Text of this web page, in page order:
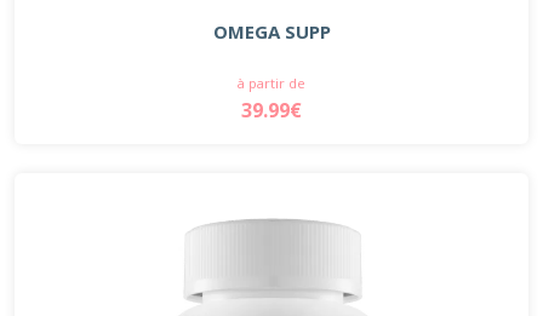
OMEGA SUPP
à partir de
39.99€